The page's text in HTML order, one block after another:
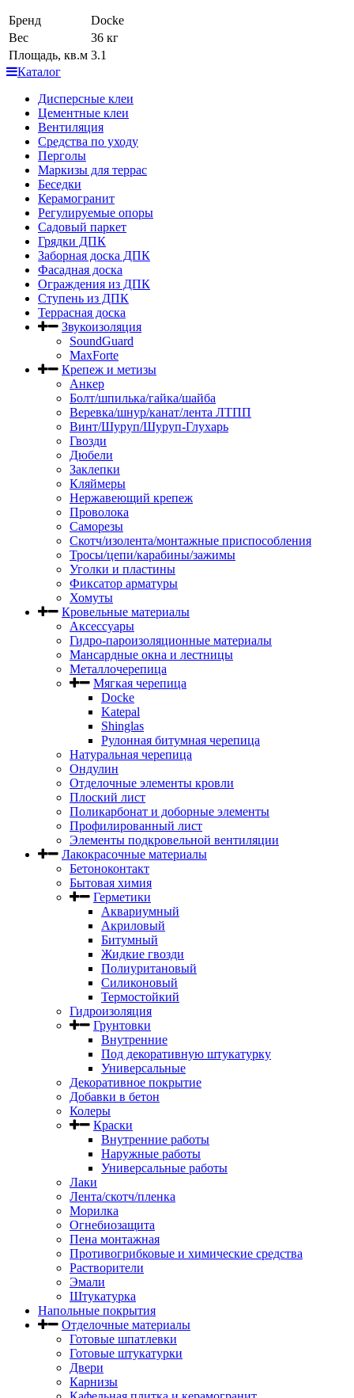
Бренд
Docke
Вес
36 кг
Площадь, кв.м 3.1
Каталог
Дисперсные клеи
Цементные клеи
Вентиляция
Средства по уходу
Перголы
Маркизы для террас
Беседки
Керамогранит
Регулируемые опоры
Садовый паркет
Грядки ДПК
Заборная доска ДПК
Фасадная доска
Ограждения из ДПК
Ступень из ДПК
Террасная доска
Звукоизоляция
SoundGuard
MaxForte
Крепеж и метизы
Анкер
Болт/шпилька/гайка/шайба
Веревка/шнур/канат/лента ЛТПП
Винт/Шуруп/Шуруп-Глухарь
Гвозди
Дюбели
Заклепки
Кляймеры
Нержавеющий крепеж
Проволока
Саморезы
Скотч/изолента/монтажные приспособления
Тросы/цепи/карабины/зажимы
Уголки и пластины
Фиксатор арматуры
Хомуты
Кровельные материалы
Аксессуары
Гидро-пароизоляционные материалы
Мансардные окна и лестницы
Металлочерепица
Мягкая черепица
Docke
Katepal
Shinglas
Рулонная битумная черепица
Натуральная черепица
Ондулин
Отделочные элементы кровли
Плоский лист
Поликарбонат и доборные элементы
Профилированный лист
Элементы подкровельной вентиляции
Лакокрасочные материалы
Бетоноконтакт
Бытовая химия
Герметики
Аквариумный
Акриловый
Битумный
Жидкие гвозди
Полиуритановый
Силиконовый
Термостойкий
Гидроизоляция
Грунтовки
Внутренние
Под декоративную штукатурку
Универсальные
Декоративное покрытие
Добавки в бетон
Колеры
Краски
Внутренние работы
Наружные работы
Универсальные работы
Лаки
Лента/скотч/пленка
Морилка
Огнебиозащита
Пена монтажная
Противогрибковые и химические средства
Растворители
Эмали
Штукатурка
Напольные покрытия
Отделочные материалы
Готовые шпатлевки
Готовые штукатурки
Двери
Карнизы